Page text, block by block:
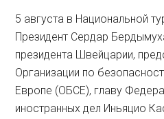
5 августа в Национальной
Президент Сердар
президента Швейцарии,
Организации по
Европе (ОБСЕ), главу
иностранных дел Иньяцио